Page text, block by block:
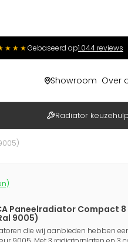
Gebaseerd op1.044 reviews
Showroom Over
Radiator keuzehulp
Paneelradiator Compact 8
9005)
die wij aanbieden hebben